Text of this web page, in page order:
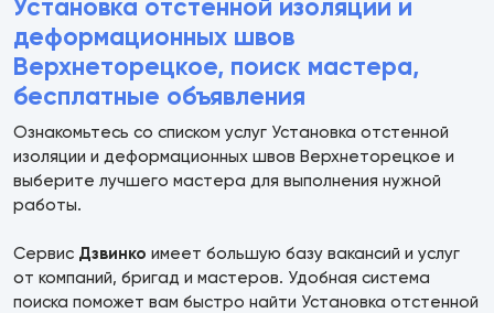
деформационных швов
Верхнеторецкое, поиск мастера,
бесплатные объявления
Ознакомьтесь со списком услуг Установка отстенной
изоляции и деформационных швов Верхнеторецкое и
выберите лучшего мастера для выполнения нужной
работы.
Сервис Дзвинко имеет большую базу вакансий и услуг
от компаний, бригад и мастеров. Удобная система
поиска поможет вам быстро найти Установка отстенной